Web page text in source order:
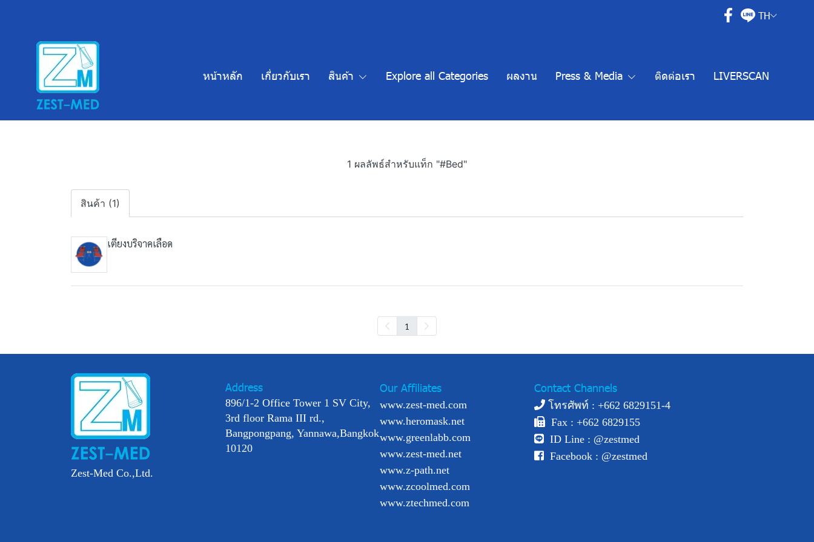
TH
หน้าหลัก เกี่ยวกับเรา สินค้า Explore all Categories ผลงาน Press & Media ติดต่อเรา LIVERSCAN
1 ผลลัพธ์สำหรับแท็ก "#Bed"
สินค้า (1)
เตียงบริจาคเลือด
1
Zest-Med Co.,Ltd.
Address
896/1-2 Office Tower 1 SV City,
3rd floor Rama III rd.,
Bangpongpang, Yannawa,Bangkok
10120
Our Affiliates
www.zest-med.com
www.heromask.net
www.greenlabb.com
www.zest-med.net
www.z-path.net
www.zcoolmed.com
www.ztechmed.com
Contact Channels
โทรศัพท์ : +662 6829151-4
Fax : +662 6829155
ID Line : @zestmed
Facebook : @zestmed